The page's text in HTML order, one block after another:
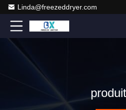
Linda@freezeddryer.com